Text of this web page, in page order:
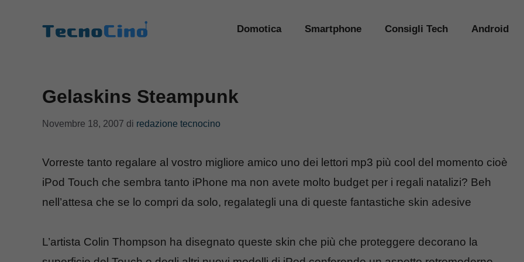
Domotica Smartphone Consigli Tech Android
Gelaskins Steampunk
Novembre 18, 2007 di redazione tecnocino
Vorreste tanto regalare al vostro migliore amico uno dei lettori mp3 più cool del momento cioè
iPod Touch che sembra tanto iPhone ma non avete molto budget per i regali natalizi? Beh
nell’attesa che se lo compri da solo, regalategli una di queste fantastiche skin adesive
L’artista Colin Thompson ha disegnato queste skin che più che proteggere decorano la